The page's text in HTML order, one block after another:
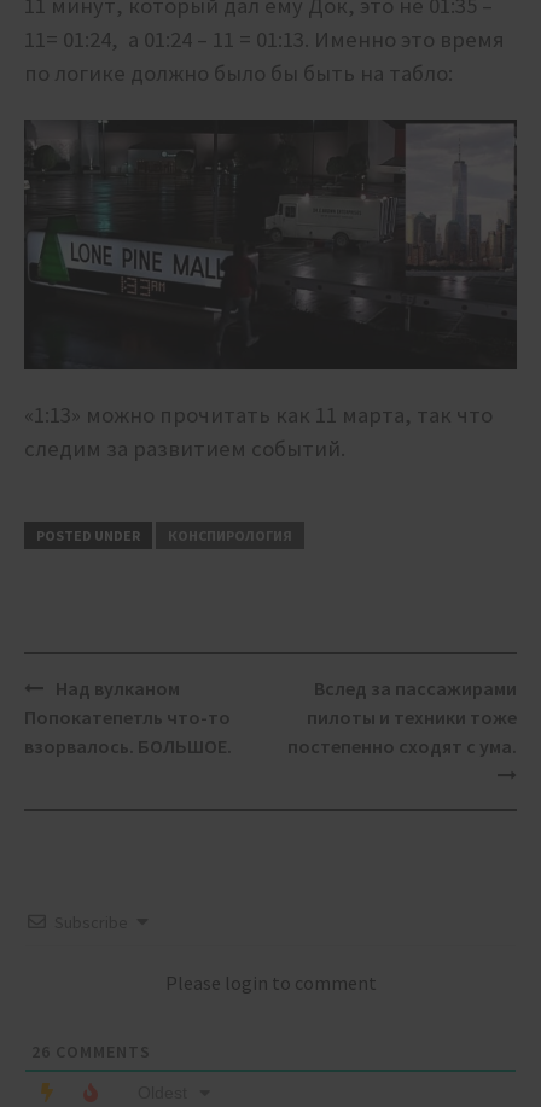
11= 01:24, а 01:24 – 11 = 01:13. Именно это время
по логике должно было бы быть на табло:
«1:13» можно прочитать как 11 марта, так что
следим за развитием событий.
POSTED UNDER КОНСПИРОЛОГИЯ
Post
navigation
Над вулканом
Попокатепетль что-то
взорвалось. БОЛЬШОЕ.
Вслед за пассажирами
пилоты и техники тоже
постепенно сходят с ума.
Please login to comment